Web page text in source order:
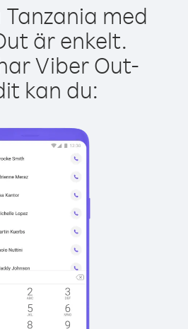
med
är enkelt.
Viber Out-
kan du: